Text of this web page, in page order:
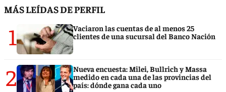
MÁS LEÍDAS DE PERFIL
1
Vaciaron las cuentas de al menos 25
clientes de una sucursal del Banco Nación
2
Nueva encuesta: Milei, Bullrich y Massa
medido en cada una de las provincias del
país: dónde gana cada uno